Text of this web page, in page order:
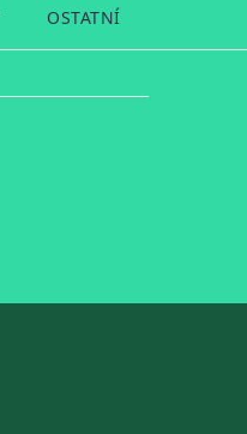
OSTATNÍ